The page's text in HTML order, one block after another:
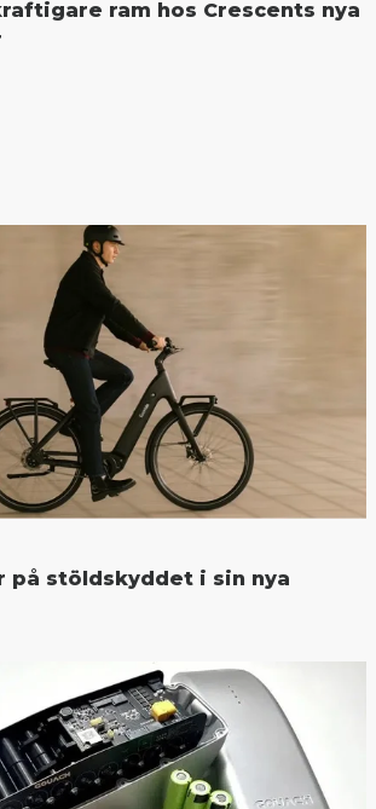
ram hos Crescents nya
på stöldskyddet i sin nya